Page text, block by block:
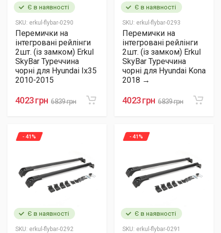
Є в наявності
SKU: erkul-flybar-0290
Перемички на
інтегровані рейлінги
2шт. (із замком) Erkul
SkyBar Туреччина
чорні для Hyundai Ix35
2010-2015
4023 грн 6839 грн
Є в наявності
SKU: erkul-flybar-0293
Перемички на
інтегровані рейлінги
2шт. (із замком) Erkul
SkyBar Туреччина
чорні для Hyundai Kona
2018 →
4023 грн 6839 грн
Є в наявності
SKU: erkul-flybar-0292
- 41%
Є в наявності
SKU: erkul-flybar-0291
- 41%